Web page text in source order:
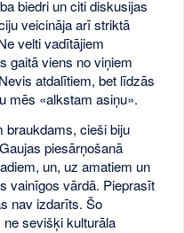
biedri un citi diskusijas
veicināja arī striktā
velti vadītājiem
gaitā viens no viņiem
atdalītiem, bet līdzās
mēs «alkstam asiņu».
cieši biju
piesārņošanā
un, uz amatiem un
vainīgos vārdā. Pieprasīt
nav izdarīts. Šo
sevišķi kulturāla